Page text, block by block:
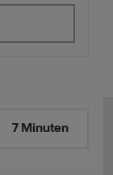
7 Minuten